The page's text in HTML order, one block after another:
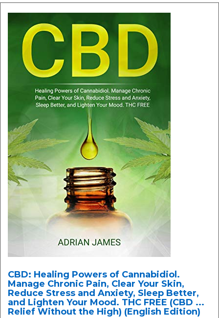
CBD: Healing Powers of Cannabidiol.
Manage Chronic Pain, Clear Your Skin,
Reduce Stress and Anxiety, Sleep Better,
and Lighten Your Mood. THC FREE (CBD ...
Relief Without the High) (English Edition)